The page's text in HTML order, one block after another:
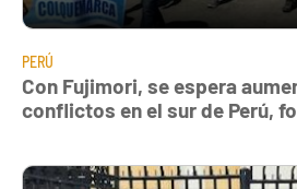
PERÚ
Con Fujimori, se espera
conflictos en el sur de Perú,